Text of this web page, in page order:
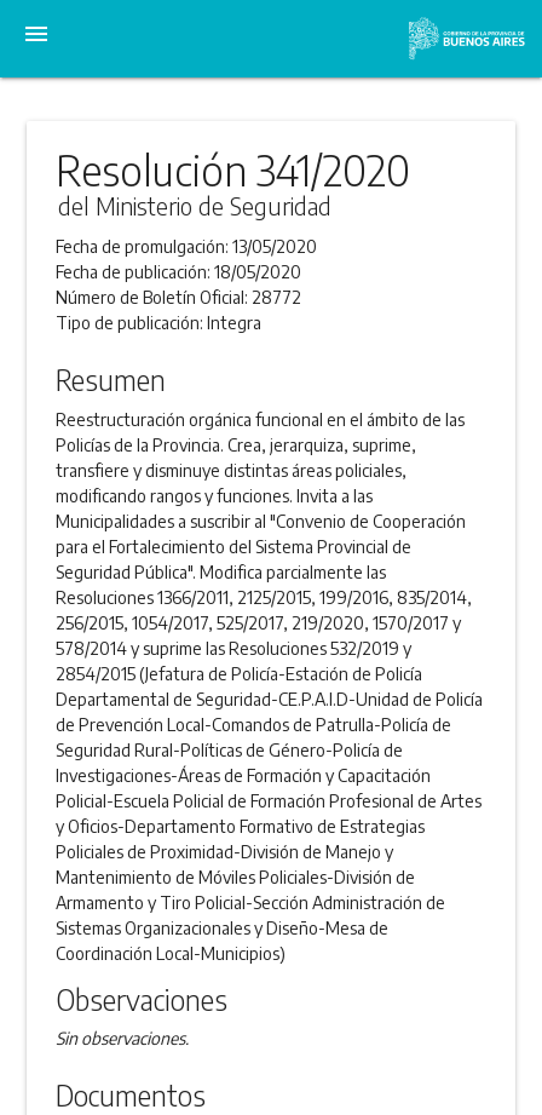
menu
Resolución 341/2020
del Ministerio de Seguridad
Fecha de promulgación:13/05/2020
Fecha de publicación:18/05/2020
Número de Boletín Oficial: 28772
Tipo de publicación:Integra
Resumen
Reestructuración orgánica funcional en el ámbito de las
Policías de la Provincia. Crea, jerarquiza, suprime,
transfiere y disminuye distintas áreas policiales,
modificando rangos y funciones. Invita a las
Municipalidades a suscribir al "Convenio de Cooperación
para el Fortalecimiento del Sistema Provincial de
Seguridad Pública". Modifica parcialmente las
Resoluciones 1366/2011, 2125/2015, 199/2016, 835/2014,
256/2015, 1054/2017, 525/2017, 219/2020, 1570/2017 y
578/2014 y suprime las Resoluciones 532/2019 y
2854/2015 (Jefatura de Policía-Estación de Policía
Departamental de Seguridad-CE.P.A.I.D-Unidad de Policía
de Prevención Local-Comandos de Patrulla-Policía de
Seguridad Rural-Políticas de Género-Policía de
Investigaciones-Áreas de Formación y Capacitación
Policial-Escuela Policial de Formación Profesional de Artes
y Oficios-Departamento Formativo de Estrategias
Policiales de Proximidad-División de Manejo y
Mantenimiento de Móviles Policiales-División de
Armamento y Tiro Policial-Sección Administración de
Sistemas Organizacionales y Diseño-Mesa de
Coordinación Local-Municipios)
Observaciones
Sin observaciones.
Documentos